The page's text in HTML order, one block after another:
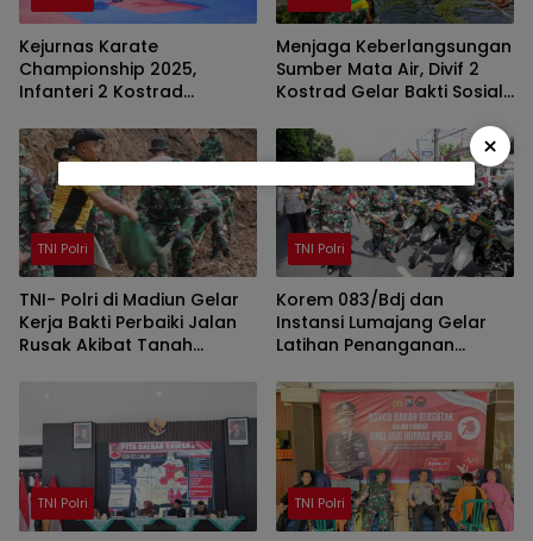
Kejurnas Karate
Championship 2025,
Infanteri 2 Kostrad
Atlet
Menjaga Keberlangsungan
Sumber Mata Air, Divif 2
Kostrad Gelar Bakti Sosial
Stupa Sumberawan
TNI Polri
TNI- Polri di Madiun Gelar
Kerja Bakti Perbaiki Jalan
Rusak Akibat Tanah
TNI Polri
Korem 083/Bdj dan
Instansi Lumajang Gelar
Latihan Penanganan
TNI Polri TNI Polri
×